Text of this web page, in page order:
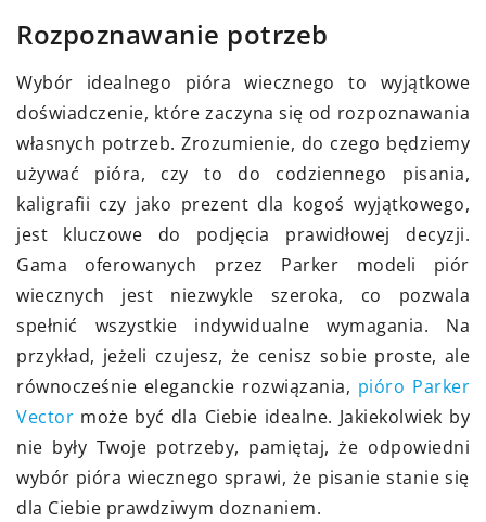
Rozpoznawanie potrzeb
Wybór idealnego pióra wiecznego to wyjątkowe
doświadczenie, które zaczyna się od rozpoznawania
własnych potrzeb. Zrozumienie, do czego będziemy
używać pióra, czy to do codziennego pisania,
kaligrafii czy jako prezent dla kogoś wyjątkowego,
jest kluczowe do podjęcia prawidłowej decyzji.
Gama oferowanych przez Parker modeli piór
wiecznych jest niezwykle szeroka, co pozwala
spełnić wszystkie indywidualne wymagania. Na
przykład, jeżeli czujesz, że cenisz sobie proste, ale
równocześnie eleganckie rozwiązania, pióro Parker
Vector może być dla Ciebie idealne. Jakiekolwiek by
nie były Twoje potrzeby, pamiętaj, że odpowiedni
wybór pióra wiecznego sprawi, że pisanie stanie się
dla Ciebie prawdziwym doznaniem.